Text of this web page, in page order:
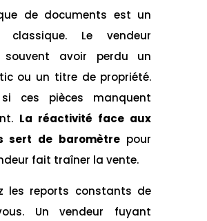
de documents est un
classique. Le vendeur
souvent avoir perdu un
ou un titre de propriété.
si ces pièces manquent
La réactivité face aux
sert de baromètrepour
fait traîner la vente.
les reports constants de
Un vendeur fuyant